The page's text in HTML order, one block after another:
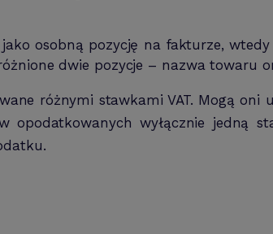
osobną pozycję na fakturze,
dwie pozycje – nazwa towaru
różnymi stawkami VAT. Mogą
opodatkowanych wyłącznie jedną